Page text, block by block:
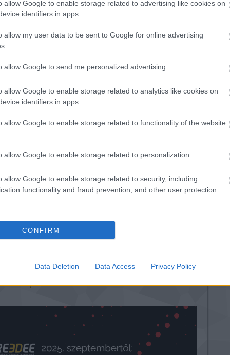
allow Google to enable storage related to advertising like cookies on
identifiers in apps.
allow my user data to be sent to Google for online advertising
allow Google to send me personalized advertising.
allow Google to enable storage related to analytics like cookies on
identifiers in apps.
allow Google to enable storage related to functionality of the website
allow Google to enable storage related to personalization.
allow Google to enable storage related to security, including
functionality and fraud prevention, and other user protection.
CONFIRM
Data Deletion Data Access Privacy Policy
iMaterialize
nyomtatott
alkatrészek egy
közúti Ferrariban
kézitáska egy
kult
tévésorozatban
Digitális ikrek a
nyomtatásban